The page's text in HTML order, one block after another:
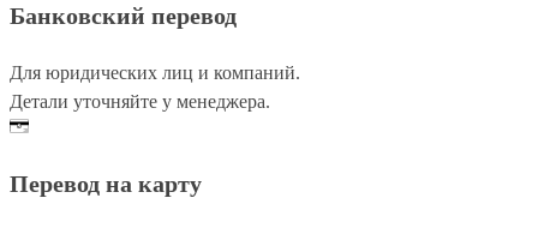
Банковский перевод
Для юридических лиц и компаний.
Детали уточняйте у менеджера.
Перевод на карту